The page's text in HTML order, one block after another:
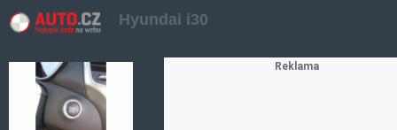
Hyundai i30